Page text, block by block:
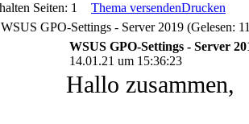
Seiten: 1
Thema versendenDrucken
WSUS GPO-Settings - Server 2019 (Gelesen:
WSUS GPO-Settings - Server
14.01.21 um 15:36:23
Hallo zusammen,